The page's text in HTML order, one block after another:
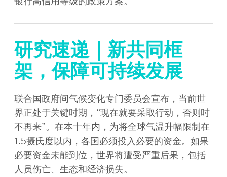
研究速递｜新共同框
架，保障可持续发展
联合国政府间气候变化专门委员会宣布，当前世
界正处于关键时期，“现在就要采取行动，否则时
不再来”。在本十年内，为将全球气温升幅限制在
1.5摄氏度以内，各国必须投入必要的资金。如果
必要资金未能到位，世界将遭受严重后果，包括
人员伤亡、生态和经济损失。